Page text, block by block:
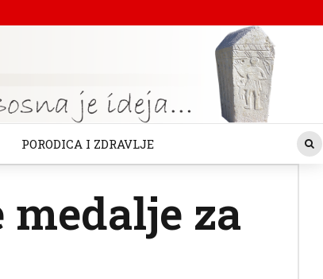
PORODICA I ZDRAVLJE
za